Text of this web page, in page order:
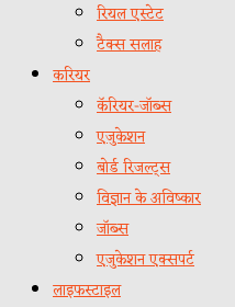
रियल एस्टेट
टैक्स सलाह
करियर
कॅरियर-जॉब्स
एजुकेशन
बोर्ड रिजल्ट्स
विज्ञान के अविष्कार
जॉब्स
एजुकेशन एक्सपर्ट
लाइफस्टाइल